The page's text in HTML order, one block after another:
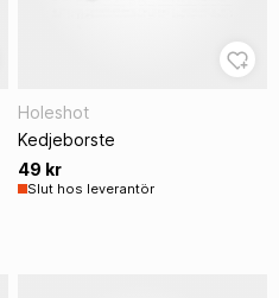
Holeshot
Kedjeborste
49 kr
Slut hos leverantör